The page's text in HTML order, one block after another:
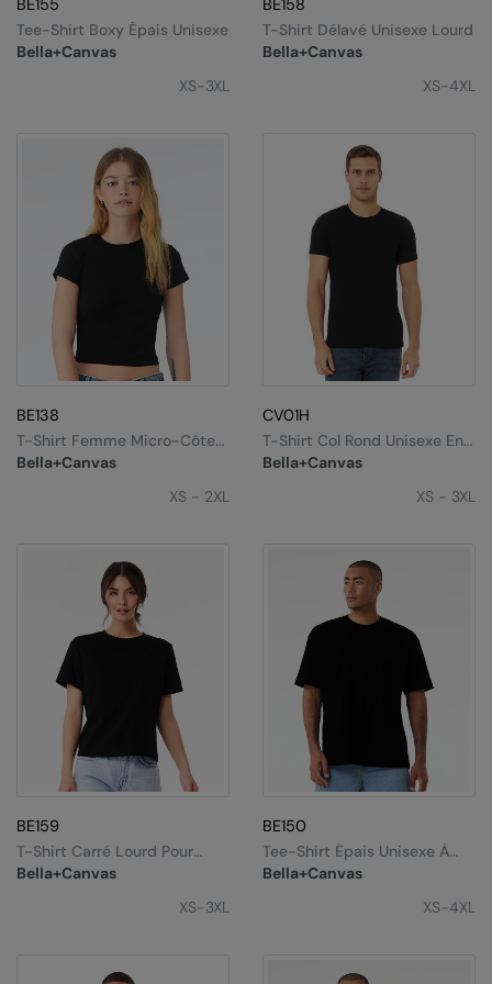
Kariban
Kariban Proact
Maddins
Madeira
MagiCut
Marketing Hub
Mumbles
New Morning Studios
Onna By Premier
Portman & Pooch
Portwest
Premier
Pro RTX High Visibility
BE155
Bella+Canvas
Tee-Shirt Boxy Épais Unisexe
XS-3XL
BE158
Bella+Canvas
T-Shirt Délavé Unisexe Lourd
XS-4XL
BE138
Bella+Canvas
T-Shirt Femme Micro-Côte
Style Bébé
XS - 2XL
CV01H
Bella+Canvas
T-Shirt Col Rond Unisexe En
Jersey
XS - 3XL
BE159
Bella+Canvas
T-Shirt Carré Lourd Pour
Femme
XS-3XL
BE150
Bella+Canvas
Tee-Shirt Épais Unisexe À
Manches Courtes
XS-4XL